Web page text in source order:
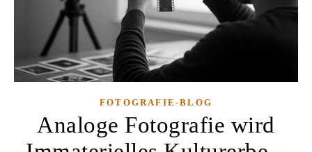
FOTOGRAFIE-BLOG
Analoge Fotografie wird